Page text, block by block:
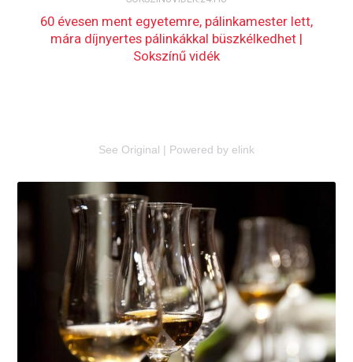
See Original | Powered by elink